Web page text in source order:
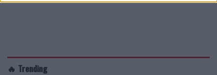
🔥 Trending